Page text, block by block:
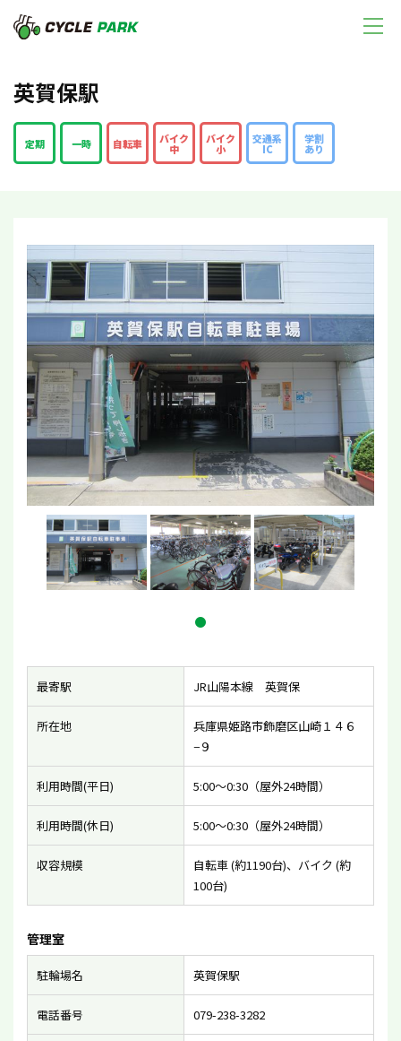
英賀保駅
定期 一時 自転車 バイク
中
バイク
小
交通系
IC
学割
あり
最寄駅 JR山陽本線 英賀保
所在地
兵庫県姫路市飾磨区山崎１４６
−９
利用時間(平日) 5:00〜0:30（屋外24時間）
利用時間(休日) 5:00〜0:30（屋外24時間）
収容規模
自転車 (約1190台)、バイク (約
100台)
管理室
駐輪場名 英賀保駅
電話番号 079-238-3282